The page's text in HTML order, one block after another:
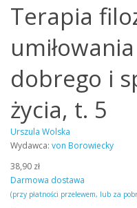
Terapia
dobrego i
życia, t. 5
Urszula Wolska
Wydawca: von Borowiecky
38,90 zł
Darmowa dostawa
(przy płatności przelewem, lub za